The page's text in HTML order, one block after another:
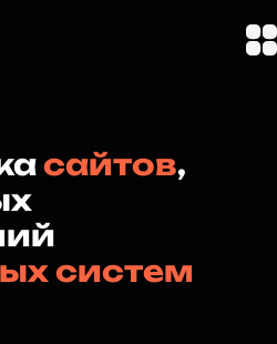
сайтов,
систем